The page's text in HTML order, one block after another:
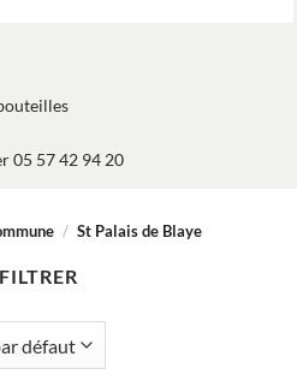
05 57 42 94 20
/ St Palais de Blaye
FILTRER